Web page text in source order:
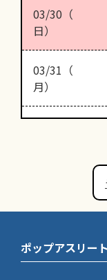
03/30（
日）
03/31（
月）
ポップアスリー